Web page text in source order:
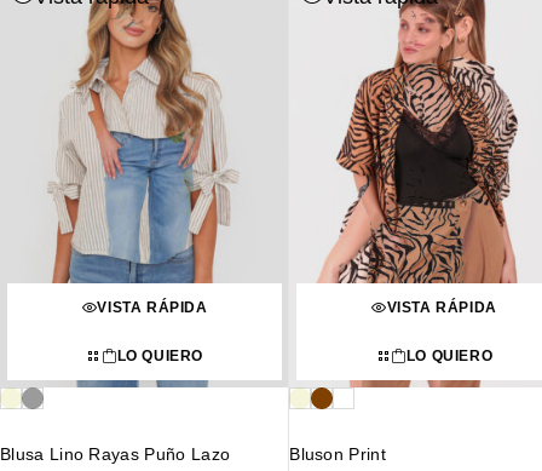
VISTA RÁPIDA
LO QUIERO
Blusa Lino Rayas Puño Lazo
VISTA RÁPIDA
LO QUIERO
Bluson Print